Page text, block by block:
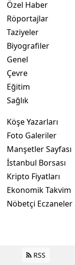
Özel Haber
Röportajlar
Taziyeler
Biyografiler
Genel
Çevre
Eğitim
Sağlık
Köşe Yazarları
Foto Galeriler
Manşetler Sayfası
İstanbul Borsası
Kripto Fiyatları
Ekonomik Takvim
Nöbetçi Eczaneler
RSS